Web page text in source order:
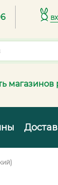
магазинов